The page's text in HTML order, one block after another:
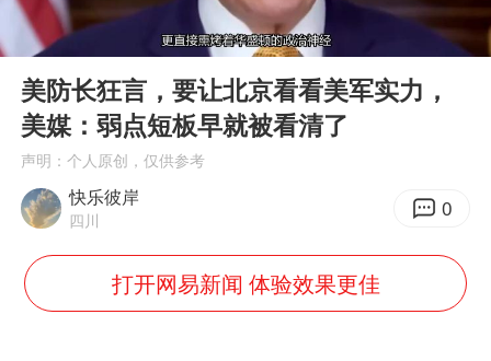
王艺迪无缘横滨赛决赛
2025年小学教师减少13.19万
以军士兵把枪口对准中国记者
上门女婿出轨女邻居多年被判重婚罪
韩军前线部队连曝丑闻
《龙餐馆》 冲奖
Play
00:00 12:07
美防长狂言，要让北京看看美军实力，
美媒：弱点短板早就被看清了
声明：个人原创，仅供参考
快乐彼岸
四川 0
打开网易新闻 体验效果更佳